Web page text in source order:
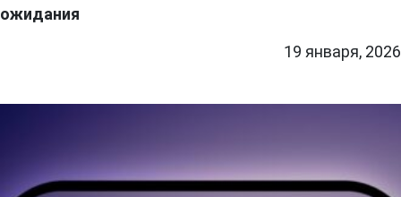
ожидания
19 января, 2026